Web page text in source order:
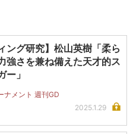
ング研究】松山英樹「柔ら
強さを兼ね備えた天才的ス
ー」
ナメント 週刊GD
2025.1.29